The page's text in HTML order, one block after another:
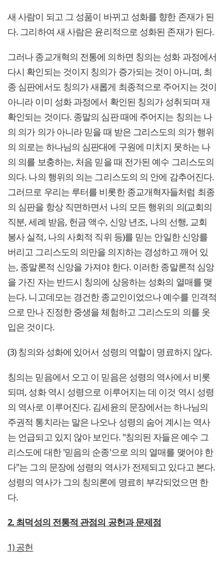
새 사람이 되고 그 성품이 바뀌고 성화를 향한 존재가 된
다. 그리하여 새 사람은 윤리적으로 성화된 존재가 된다.
그러나 종교개혁의 전통에 의하면 칭의는 성화 과정에서
다시 확인되는 것이지 칭의가 증가되는 것이 아니며, 최
종 심판에서도 칭의가 새롭게 최종적으로 주어지는 것이
아니라 이미 성화 과정에서 확인된 칭의가 성취되며 재
확인되는 것이다. 종말의 심판 때에 주어지는 칭의는 나
의 의가 의가 아니라 믿을 때 받은 그리스도의 의가 행위
의 의로는 하나님의 심판대에 구원에 미치지 못하는 나
의 의를 보충하는, 처음 믿을 때 전가된 예수 그리스도의
의다. 나의 행위의 의는 그리스도의 의 안에 감추어진다.
그러므로 우리는 루터를 비롯한 종교개혁자들처럼 최종
의 심판을 항상 직면하면서 나의 모든 행위의 의(교회의
직분, 세례 받음, 헌금 액수, 신앙 년조, 나의 선행, 교회
봉사 실적, 나의 사회적 직위 등)를 믿는 안일한 신앙를
버리고 그리스도의 의만을 의지하는 경성하고 깨어 있
는, 종말론적 신앙을 가져야 한다. 이러한 종말론적 심앙
을 가진 자는 반드시 칭의에 상응하는 성화의 열매를 맺
는다. 니고데모는 경건한 종교인이었으나 예수를 인격적
으로 만나 진정한 중생을 체험하고 그리스도의 의를 옷
입은 것이다.
(3) 칭의와 성화에 있어서 성령의 역할이 명료하지 않다.
칭의는 믿음에서 오고 이 믿음은 성령의 역사에서 비롯
되며, 성화 역시 성령으로 이루어지는 데 이것 역시 성령
의 역사로 이루어진다. 김세윤의 문장에서는 하나님의
주권적 통치라는 말은 나오나 성령의 숨어 계시는 역사
는 언급되고 있지 않아 보인다. "칭의된 자들은 예수 그
리스도에 대한 '믿음의 순종'으로 의의 열매를 맺어야 한
다"는 그의 문장에 성령의 역사가 전제되고 있다고 본다.
성령의 역사가 그의 칭의론에 명료히 부각되었으면 한
다.
2. 최덕성의 전통적 관점의 공헌과 문제점
1) 공헌